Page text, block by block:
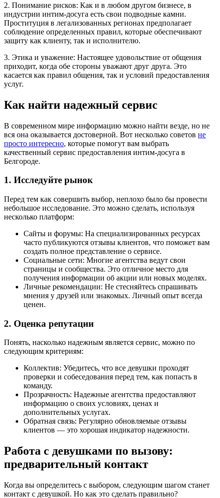
2. Понимание рисков: Как и в любом другом бизнесе, в
индустрии интим-досуга есть свои подводные камни.
Проституция в легализованных регионах предполагает
соблюдение определенных правил, которые обеспечивают
защиту как клиенту, так и исполнителю.
3. Этика и уважение: Настоящее удовольствие от общения
приходит, когда обе стороны уважают друг друга. Это
касается как правил общения, так и условий предоставления
услуг.
Как найти надежный сервис
В современном мире информацию можно найти везде, но не
вся она оказывается достоверной. Вот несколько советов не
просто интересно, которые помогут вам выбрать
качественный сервис предоставления интим-досуга в
Белгороде.
1. Исследуйте рынок
Перед тем как совершить выбор, неплохо было бы провести
небольшое исследование. Это можно сделать, используя
несколько платформ:
Сайты и форумы: На специализированных ресурсах
часто публикуются отзывы клиентов, что поможет вам
создать полное представление о сервисе.
Социальные сети: Многие агентства ведут свои
страницы и сообщества. Это отличное место для
получения информации об акции или новых моделях.
Личные рекомендации: Не стесняйтесь спрашивать
мнения у друзей или знакомых. Личный опыт всегда
ценен.
2. Оценка репутации
Понять, насколько надежным является сервис, можно по
следующим критериям:
Коллектив: Убедитесь, что все девушки проходят
проверки и собеседования перед тем, как попасть в
команду.
Прозрачность: Надежные агентства предоставляют
информацию о своих условиях, ценах и
дополнительных услугах.
Обратная связь: Регулярно обновляемые отзывы
клиентов — это хорошая индикатор надежности.
Работа с девушками по вызову:
предварительный контакт
Когда вы определитесь с выбором, следующим шагом станет
контакт с девушкой. Но как это сделать правильно?